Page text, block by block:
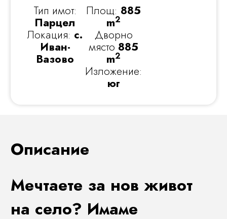
Тип имот:
Парцел
Локация: с.
Иван-
Вазово
Площ: 885
m2
Дворно
място 885
m2
Изложение:
юг
Описание
Мечтаете за нов живот
на село? Имаме